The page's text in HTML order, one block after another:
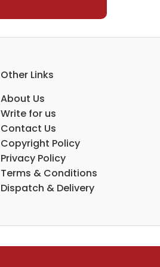
Other Links
About Us
Write for us
Contact Us
Copyright Policy
Privacy Policy
Terms & Conditions
Dispatch & Delivery